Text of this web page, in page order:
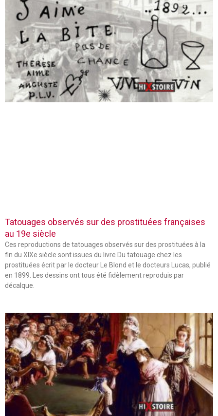
Tatouages observés sur des prostituées françaises
au 19e siècle
Ces reproductions de tatouages observés sur des prostituées à la
fin du XIXe siècle sont issues du livre Du tatouage chez les
prostituées écrit par le docteur Le Blond et le docteurs Lucas, publié
en 1899. Les dessins ont tous été fidèlement reproduis par
décalque.